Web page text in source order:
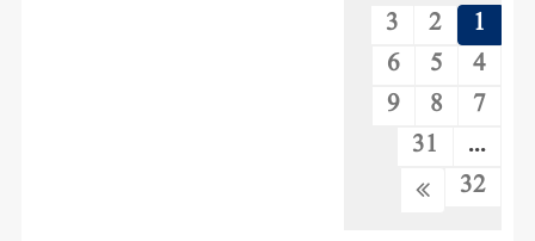
1
2
3
4
5
6
7
8
9
...
31
32